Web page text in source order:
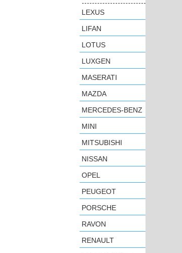
LEXUS
LIFAN
LOTUS
LUXGEN
MASERATI
MAZDA
MERCEDES-BENZ
MINI
MITSUBISHI
NISSAN
OPEL
PEUGEOT
PORSCHE
RAVON
RENAULT